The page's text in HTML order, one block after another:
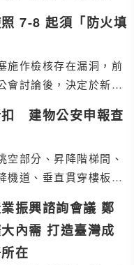
7-8 起須「防火填
施作檢核存在漏洞，前
會討論後，決定於新建
扣 建物公安申報查
空部分、昇降階梯間、
機道、垂直貫穿樓板的
振興諮詢會議 鄭
內需 打造臺灣成
在